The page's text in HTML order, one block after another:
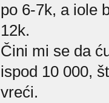
po 6-7k, a iole
12k.
Čini mi se da
ispod 10 000,
vreći.